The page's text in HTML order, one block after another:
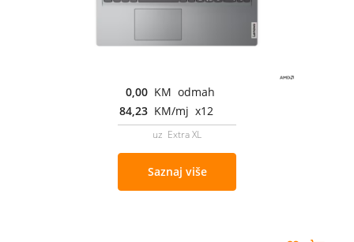
0,00 KM odmah
84,23 KM/mj x12
uz Extra XL
Saznaj više